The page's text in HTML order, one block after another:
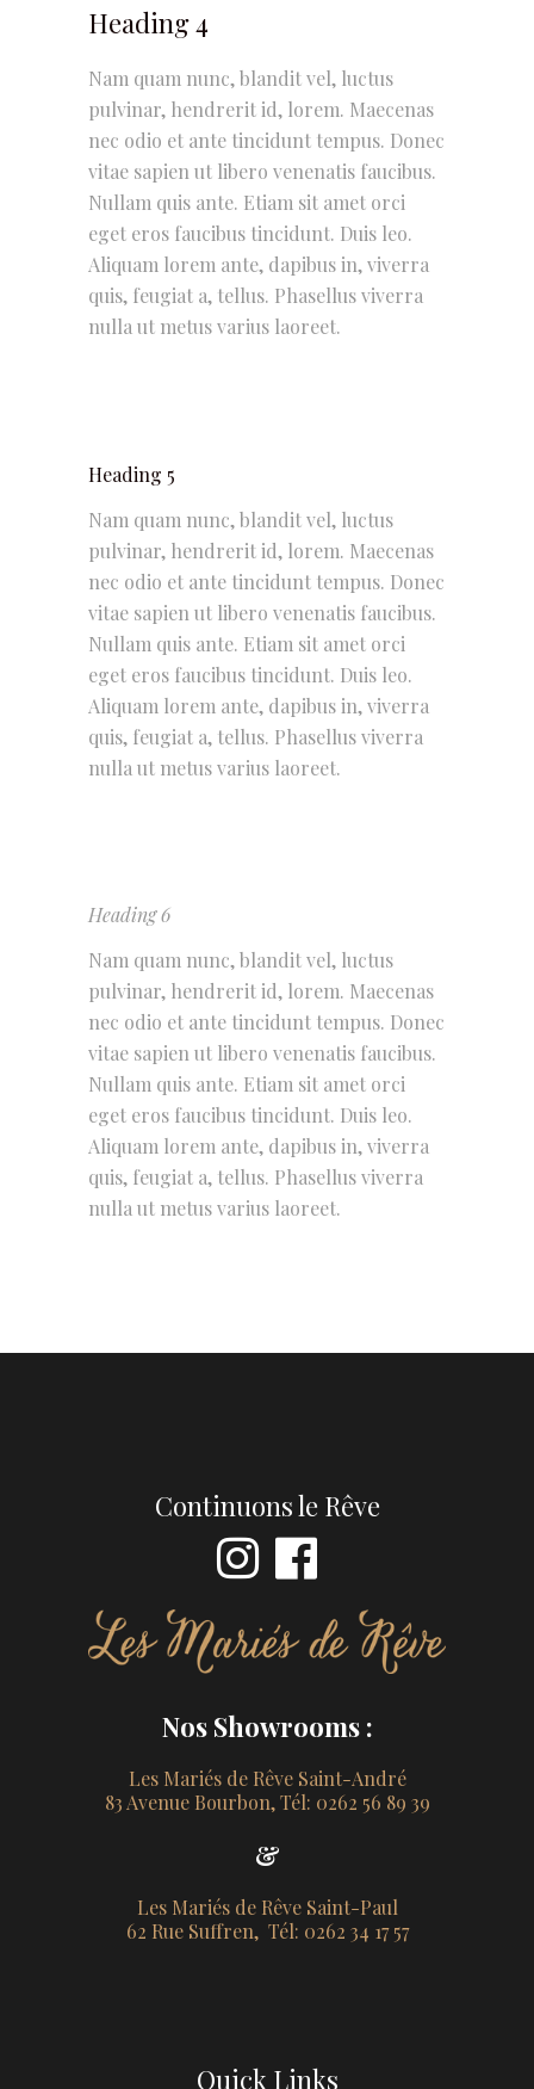
Heading 4
Nam quam nunc, blandit vel, luctus
pulvinar, hendrerit id, lorem. Maecenas
nec odio et ante tincidunt tempus. Donec
vitae sapien ut libero venenatis faucibus.
Nullam quis ante. Etiam sit amet orci
eget eros faucibus tincidunt. Duis leo.
Aliquam lorem ante, dapibus in, viverra
quis, feugiat a, tellus. Phasellus viverra
nulla ut metus varius laoreet.
Heading 5
Nam quam nunc, blandit vel, luctus
pulvinar, hendrerit id, lorem. Maecenas
nec odio et ante tincidunt tempus. Donec
vitae sapien ut libero venenatis faucibus.
Nullam quis ante. Etiam sit amet orci
eget eros faucibus tincidunt. Duis leo.
Aliquam lorem ante, dapibus in, viverra
quis, feugiat a, tellus. Phasellus viverra
nulla ut metus varius laoreet.
Heading 6
Nam quam nunc, blandit vel, luctus
pulvinar, hendrerit id, lorem. Maecenas
nec odio et ante tincidunt tempus. Donec
vitae sapien ut libero venenatis faucibus.
Nullam quis ante. Etiam sit amet orci
eget eros faucibus tincidunt. Duis leo.
Aliquam lorem ante, dapibus in, viverra
quis, feugiat a, tellus. Phasellus viverra
nulla ut metus varius laoreet.
Continuons le Rêve
Nos Showrooms :
Les Mariés de Rêve Saint-André
83 Avenue Bourbon, Tél: 0262 56 89 39
&
Les Mariés de Rêve Saint-Paul
62 Rue Suffren, Tél: 0262 34 17 57
Quick Links